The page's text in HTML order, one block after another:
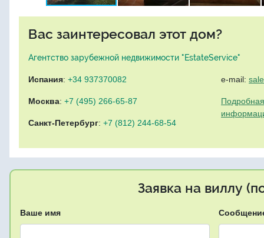
Вас заинтересовал этот дом?
Агентство зарубежной недвижимости "EstateService"
Испания: +34 937370082
Москва: +7 (495) 266-65-87
Санкт-Петербург: +7 (812) 244-68-54
e-mail:
Заявка на виллу
Ваше имя